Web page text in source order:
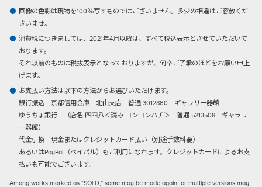
画像の色彩は現物を100％写すものではございません。多少の相違はご容赦くだ
さいませ。
消費税につきましては、2021年4月以降は、すべて税込表示とさせていただいて
おります。
それ以前のものは税抜表示となっておりますが、何卒ご了承のほどをお願い申上
げます。
お支払い方法は以下の方法からお選びいただけます。
銀行振込京都信用金庫 北山支店 普通 3012860 ギャラリー器館
ゆうちょ銀行 （店名 四四八＜読み ヨンヨンハチ＞ 普通 5213508 ギャラリ
ー器館）
代金引換現金またはクレジットカード払い（別途手数料要）
あるいはPayPal（ペイパル）もご利用になれます。クレジットカードによるお支
払いも可能でございます。
Among works marked as “SOLD,” some may be made again, or multiple versions may